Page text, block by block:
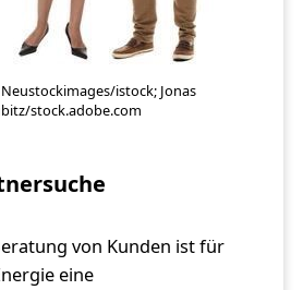
Neustockimages/istock; Jonas
stock.adobe.com
von Kunden ist für
eine